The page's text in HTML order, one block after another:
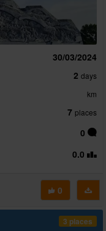
30/03/2024
2 days
km
7 places
0
0.0
0
3 places